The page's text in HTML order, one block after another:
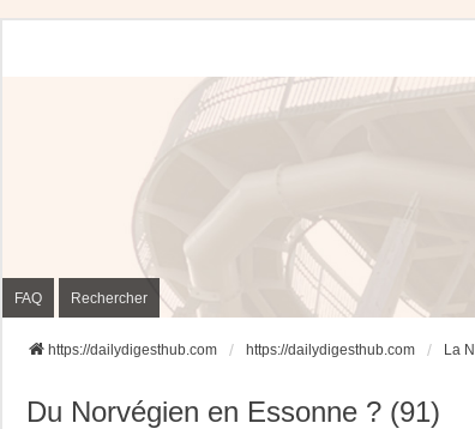
FAQ Rechercher
https://dailydigesthub.com https://dailydigesthub.com La
Du Norvégien en Essonne ? (91)